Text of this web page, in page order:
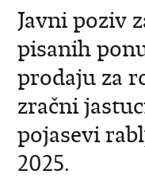
Javni poziv
pisanih
prodaju za
zračni
pojasevi
2025.